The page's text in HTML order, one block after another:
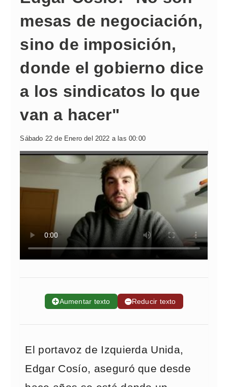
mesas de negociación,
sino de imposición,
donde el gobierno dice
a los sindicatos lo que
van a hacer"
Sábado 22 de Enero del 2022 a las 00:00
➕Aumentar texto ➖Reducir texto
El portavoz de Izquierda Unida,
Edgar Cosío, aseguró que desde